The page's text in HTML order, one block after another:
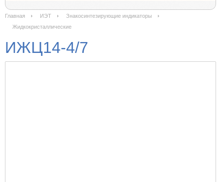
Главная ИЭТ
Знакосинтезирующие индикаторы
Жидкокристаллические
ИЖЦ14-4/7